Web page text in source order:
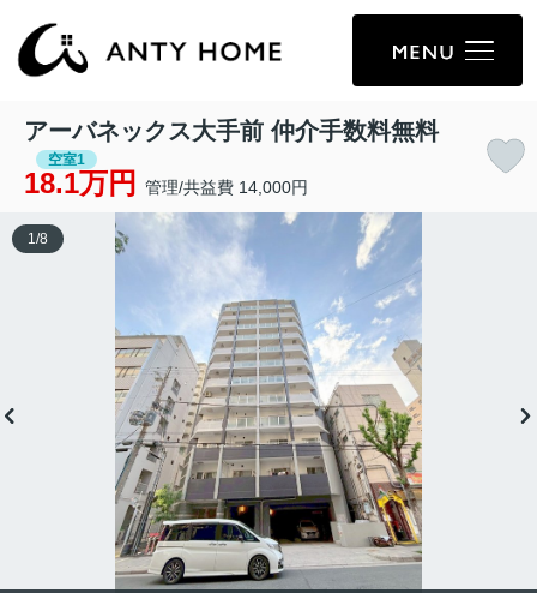
アーバネックス大手前 仲介手数料無料
空室1
18.1万円 管理/共益費 14,000円
1 /8